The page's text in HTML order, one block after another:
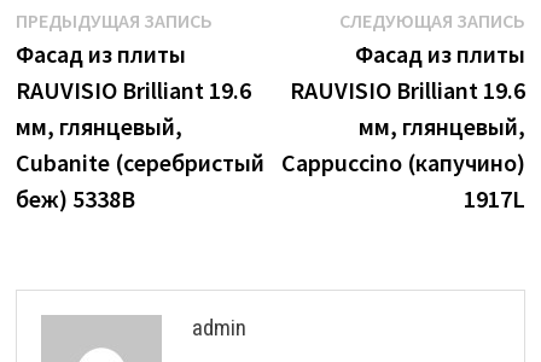
Навигация
по
записям
ПРЕДЫДУЩАЯ ЗАПИСЬПредыдущая
Фасад из плиты
RAUVISIO Brilliant 19.6
мм, глянцевый,
Cubanite (серебристый
беж) 5338B
СЛЕДУЮЩАЯ ЗАПИСЬ
Фасад из плиты
RAUVISIO Brilliant 19.6
мм, глянцевый,
Cappuccino (капучино)
1917L
admin